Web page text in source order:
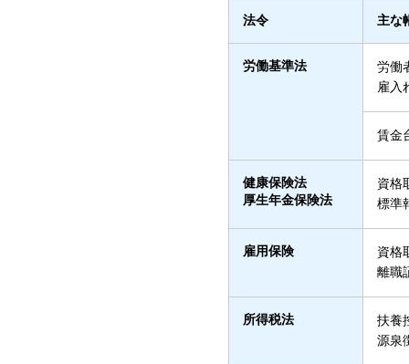
法令 主な
労働基準法
労働
雇入
賃金
健康保険法
厚生年金保険法
資格
標準
雇用保険
資格
離職
所得税法
扶養
源泉